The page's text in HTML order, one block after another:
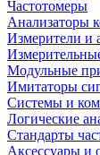
Частотомеры
Анализаторы
Измерители и
Модульные
Имитаторы
Системы и
Логические
Стандарты
Аксессуары и